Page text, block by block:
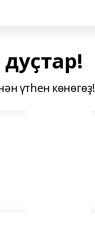
үтһен көнөгөҙ!